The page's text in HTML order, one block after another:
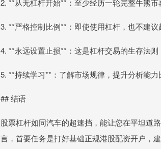
2. **从无杠杆开始**：至少经历一轮完整牛熊
3. **严格控制比例**：即使使用杠杆，也不建议
4. **永远设置止损**：这是杠杆交易的生存法则
5. **持续学习**：了解市场规律，提升分析能
## 结语
股票杠杆如同汽车的超速挡，能让您在平坦道
言，首要任务是打好基础正规港股配资开户，